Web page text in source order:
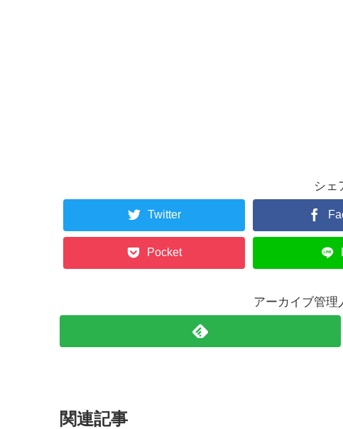
シェ
Twitter
Pocket
アーカイブ管理
関連記事